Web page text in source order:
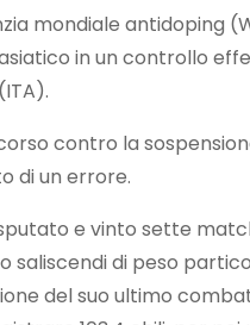
mondiale antidoping
in un controllo
contro la
di un errore.
e vinto sette
saliscendi di peso
del suo ultimo